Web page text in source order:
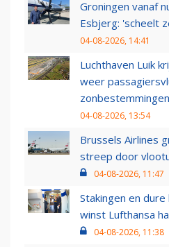
Groningen vanaf
Esbjerg: 'scheelt
04-08-2026, 14:41
Luchthaven Luik
weer
zonbestemmingen
04-08-2026, 13:54
Brussels Airlines
streep door
04-08-2026, 11:47
Stakingen en
winst Lufthansa
04-08-2026, 11:38